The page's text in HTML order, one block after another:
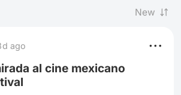
New
ago
al cine mexicano